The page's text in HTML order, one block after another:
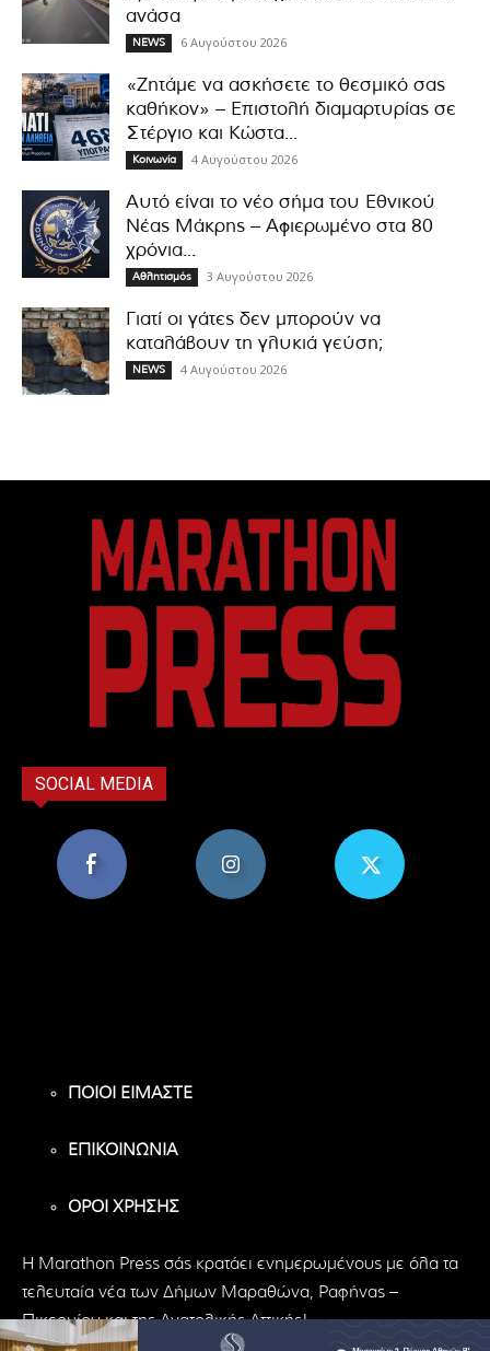
ανάσα
NEWS 6 Αυγούστου 2026
«Ζητάμε να ασκήσετε το θεσμικό σας
καθήκον» – Επιστολή διαμαρτυρίας σε
Στέργιο και Κώστα...
Κοινωνία 4 Αυγούστου 2026
Αυτό είναι το νέο σήμα του Εθνικού
Νέας Μάκρης – Αφιερωμένο στα 80
χρόνια...
Αθλητισμός 3 Αυγούστου 2026
Γιατί οι γάτες δεν μπορούν να
καταλάβουν τη γλυκιά γεύση;
NEWS 4 Αυγούστου 2026
SOCIAL MEDIA
ΠΟΙΟΙ ΕΙΜΑΣΤΕ
ΕΠΙΚΟΙΝΩΝΙΑ
ΟΡΟΙ ΧΡΗΣΗΣ
H Marathon Press σάς κρατάει ενημερωμένους με όλα τα
τελευταία νέα των Δήμων Μαραθώνα, Ραφήνας –
Πικερμίου και της Ανατολικής Αττικής!